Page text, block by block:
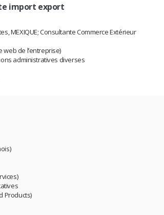
import export
MEXIQUE; Consultante Commerce Extérieur
de l’entreprise)
administratives diverses
Products)